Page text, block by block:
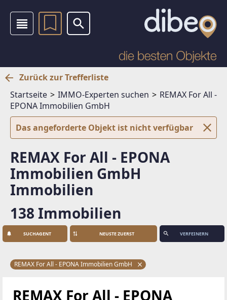
Zurück zur Trefferliste
Startseite
IMMO-Experten suchen
REMAX For All -
EPONA Immobilien GmbH
Das angeforderte Objekt ist nicht verfügbar
REMAX For All - EPONA
Immobilien GmbH
Immobilien
138 Immobilien
SUCHAGENT VERFEINERN
REMAX For All - EPONA Immobilien GmbH
REMAX For All - EPONA